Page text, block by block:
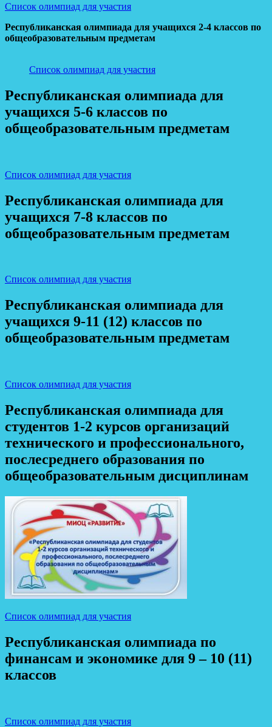
Список олимпиад для участия
Республиканская олимпиада для учащихся 2-4 классов по
общеобразовательным предметам
Список олимпиад для участия
Республиканская олимпиада для
учащихся 5-6 классов по
общеобразовательным предметам
Список олимпиад для участия
Республиканская олимпиада для
учащихся 7-8 классов по
общеобразовательным предметам
Список олимпиад для участия
Республиканская олимпиада для
учащихся 9-11 (12) классов по
общеобразовательным предметам
Список олимпиад для участия
Республиканская олимпиада для
студентов 1-2 курсов организаций
технического и профессионального,
послесреднего образования по
общеобразовательным дисциплинам
Список олимпиад для участия
Республиканская олимпиада по
финансам и экономике для 9 – 10 (11)
классов
Список олимпиад для участия